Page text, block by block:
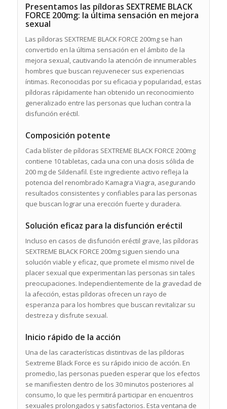
Presentamos las píldoras SEXTREME BLACK
FORCE 200mg: la última sensación en mejora
sexual
Las píldoras SEXTREME BLACK FORCE 200mg se han
convertido en la última sensación en el ámbito de la
mejora sexual, cautivando la atención de innumerables
hombres que buscan rejuvenecer sus experiencias
íntimas. Reconocidas por su eficacia y popularidad, estas
píldoras rápidamente han obtenido un reconocimiento
generalizado entre las personas que luchan contra la
disfunción eréctil.
Composición potente
Cada blíster de píldoras SEXTREME BLACK FORCE 200mg
contiene 10 tabletas, cada una con una dosis sólida de
200 mg de Sildenafil. Este ingrediente activo refleja la
potencia del renombrado Kamagra Viagra, asegurando
resultados consistentes y confiables para las personas
que buscan lograr una erección fuerte y duradera.
Solución eficaz para la disfunción eréctil
Incluso en casos de disfunción eréctil grave, las píldoras
SEXTREME BLACK FORCE 200mg siguen siendo una
solución viable y eficaz, que promete el mismo nivel de
placer sexual que experimentan las personas sin tales
preocupaciones. Independientemente de la gravedad de
la afección, estas píldoras ofrecen un rayo de
esperanza para los hombres que buscan revitalizar su
destreza y disfrute sexual.
Inicio rápido de la acción
Una de las características distintivas de las píldoras
Sextreme Black Force es su rápido inicio de acción. En
promedio, las personas pueden esperar que los efectos
se manifiesten dentro de los 30 minutos posteriores al
consumo, lo que les permitirá participar en encuentros
sexuales prolongados y satisfactorios. Esta ventana de